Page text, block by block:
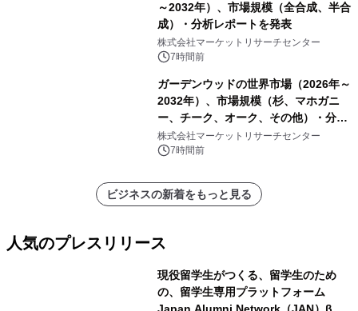
～2032年）、市場規模（全合成、半合
成）・分析レポートを発表
株式会社マーケットリサーチセンター
7時間前
ガーデンウッドの世界市場（2026年～
2032年）、市場規模（杉、マホガニ
ー、チーク、オーク、その他）・分析
レポートを発表
株式会社マーケットリサーチセンター
7時間前
ビジネスの新着をもっと見る
人気のプレスリリース
現役留学生がつくる、留学生のため
の、留学生専用プラットフォーム